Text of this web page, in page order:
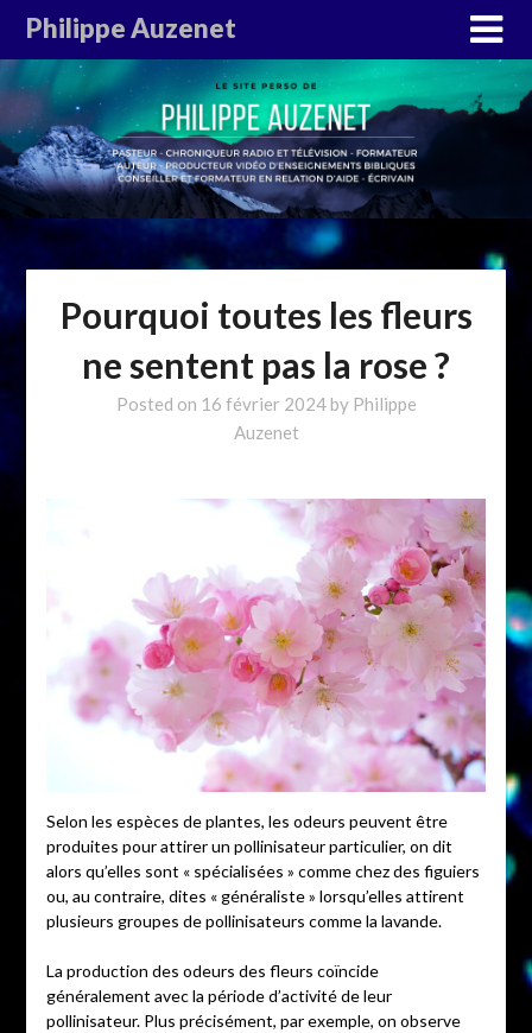
Philippe Auzenet
Pourquoi toutes les fleurs
ne sentent pas la rose ?
Posted on 16 février 2024by Philippe
Auzenet
Selon les espèces de plantes, les odeurs peuvent être
produites pour attirer un pollinisateur particulier, on dit
alors qu’elles sont « spécialisées » comme chez des figuiers
ou, au contraire, dites « généraliste » lorsqu’elles attirent
plusieurs groupes de pollinisateurs comme la lavande.
La production des odeurs des fleurs coïncide
généralement avec la période d’activité de leur
pollinisateur. Plus précisément, par exemple, on observe